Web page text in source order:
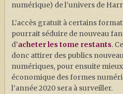
numérique) de l’univers de
L’accès gratuit à certains
pourrait séduire de nouveau
d’acheter les tome restants.
donc attirer des publics
numériques, pour ensuite
économique des formes
l’année 2020 sera à surveiller.